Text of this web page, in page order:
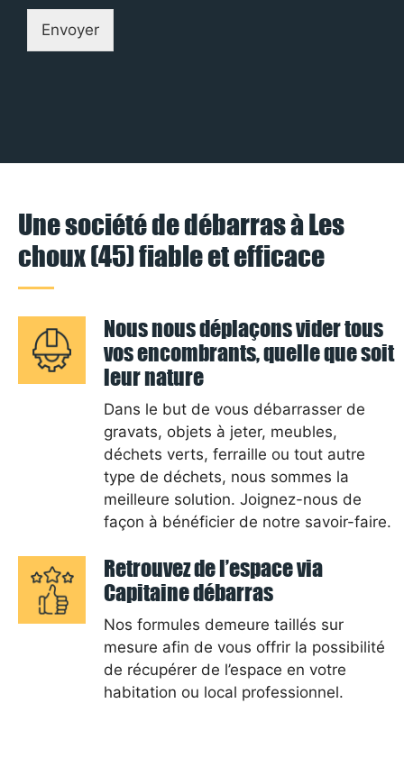
Envoyer
Une société de débarras à Les
choux (45) fiable et efficace
Nous nous déplaçons vider tous
vos encombrants, quelle que soit
leur nature
Dans le but de vous débarrasser de
gravats, objets à jeter, meubles,
déchets verts, ferraille ou tout autre
type de déchets, nous sommes la
meilleure solution. Joignez-nous de
façon à bénéficier de notre savoir-faire.
Retrouvez de l’espace via
Capitaine débarras
Nos formules demeure taillés sur
mesure afin de vous offrir la possibilité
de récupérer de l’espace en votre
habitation ou local professionnel.